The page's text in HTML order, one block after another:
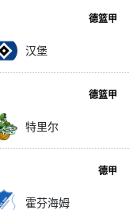
德篮甲
汉堡
德篮甲
特里尔
德甲
霍芬海姆